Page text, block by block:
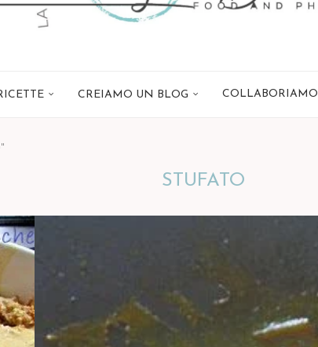
CREIAMO UN BLOG COLLABORIAMO
STUFATO